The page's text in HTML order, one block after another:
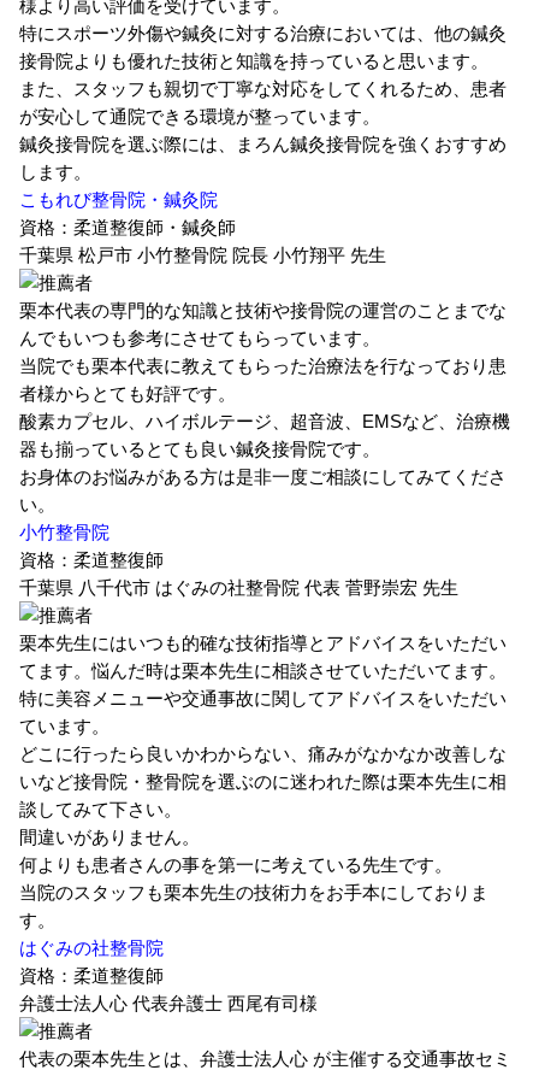
様より高い評価を受けています。
特にスポーツ外傷や鍼灸に対する治療においては、他の鍼灸
接骨院よりも優れた技術と知識を持っていると思います。
また、スタッフも親切で丁寧な対応をしてくれるため、患者
が安心して通院できる環境が整っています。
鍼灸接骨院を選ぶ際には、まろん鍼灸接骨院を強くおすすめ
します。
こもれび整骨院・鍼灸院
資格：柔道整復師・鍼灸師
千葉県 松戸市 小竹整骨院 院長 小竹翔平 先生
栗本代表の専門的な知識と技術や接骨院の運営のことまでな
んでもいつも参考にさせてもらっています。
当院でも栗本代表に教えてもらった治療法を行なっており患
者様からとても好評です。
酸素カプセル、ハイボルテージ、超音波、EMSなど、治療機
器も揃っているとても良い鍼灸接骨院です。
お身体のお悩みがある方は是非一度ご相談にしてみてくださ
い。
小竹整骨院
資格：柔道整復師
千葉県 八千代市 はぐみの社整骨院 代表 菅野崇宏 先生
栗本先生にはいつも的確な技術指導とアドバイスをいただい
てます。悩んだ時は栗本先生に相談させていただいてます。
特に美容メニューや交通事故に関してアドバイスをいただい
ています。
どこに行ったら良いかわからない、痛みがなかなか改善しな
いなど接骨院・整骨院を選ぶのに迷われた際は栗本先生に相
談してみて下さい。
間違いがありません。
何よりも患者さんの事を第一に考えている先生です。
当院のスタッフも栗本先生の技術力をお手本にしておりま
す。
はぐみの社整骨院
資格：柔道整復師
弁護士法人心 代表弁護士 西尾有司様
代表の栗本先生とは、弁護士法人心 が主催する交通事故セミ